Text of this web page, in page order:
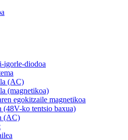
igorle-diodoa
(AC)
(magnetikoa)
egokitzaile magnetikoa
(48V-ko tentsio baxua)
(AC)